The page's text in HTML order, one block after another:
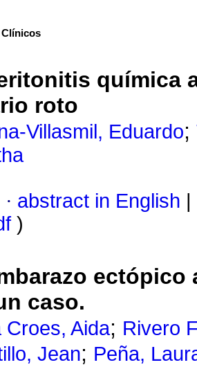
química
roto
Villasmil, Eduardo;
· abstract in English
)
ectópico
caso.
Croes, Aida; Rivero
Jean; Peña,